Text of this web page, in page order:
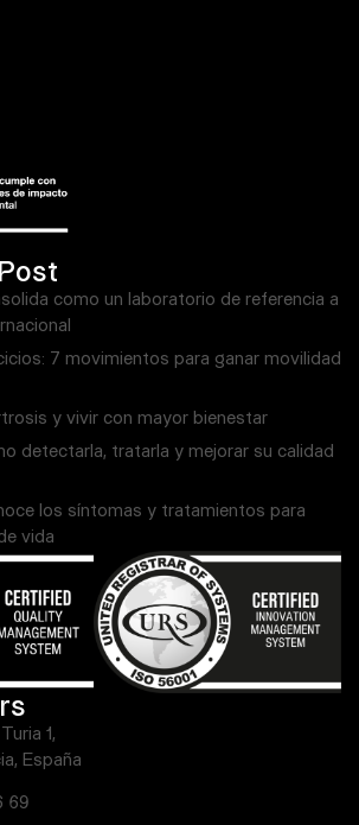
como un laboratorio de referencia a
7 movimientos para ganar movilidad
y vivir con mayor bienestar
detectarla, tratarla y mejorar su calidad
los síntomas y tratamientos para
vida
1,
España
69